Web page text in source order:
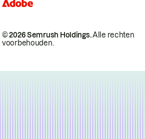
© 2026 Semrush Holdings.Alle rechten
voorbehouden.